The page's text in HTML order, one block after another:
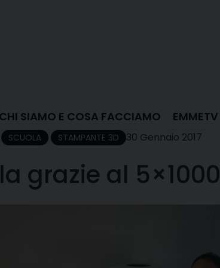
CHI SIAMO E COSA FACCIAMO EMMETV
SCUOLA STAMPANTE 3D 30 Gennaio 2017
grazie al 5×1000